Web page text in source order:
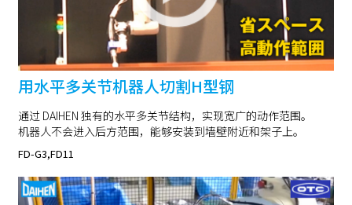
用水平多关节机器人切割H型钢
通过 DAIHEN 独有的水平多关节结构，实现宽广的动作范围。
机器人不会进入后方范围，能够安装到墙壁附近和架子上。
FD-G3,FD11